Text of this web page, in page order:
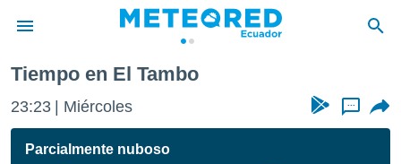
de
ha
Tiempo en El Tambo
23:23 Miércoles ...
Parcialmente nuboso